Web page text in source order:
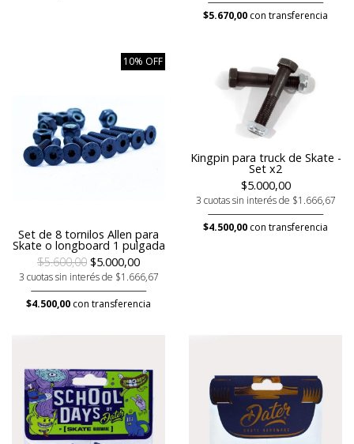
$5.670,00 con transferencia
10% OFF
Set de 8 tornilos Allen para
Skate o longboard 1 pulgada
$5.600,00 $5.000,00
3 cuotas sin interés de $1.666,67
$4.500,00 con transferencia
Kingpin para truck de Skate -
Set x2
$5.000,00
3 cuotas sin interés de $1.666,67
$4.500,00 con transferencia